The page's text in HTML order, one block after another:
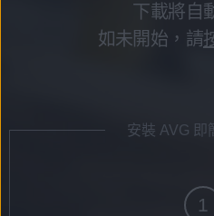
下載將自
如未開始，請
安裝 AVG 即
1